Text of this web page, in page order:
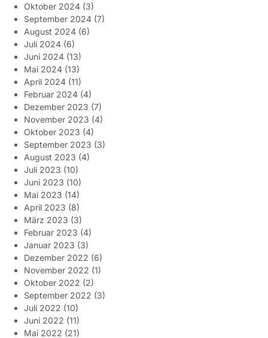
Oktober 2024 (3)
September 2024 (7)
August 2024 (6)
Juli 2024 (6)
Juni 2024 (13)
Mai 2024 (13)
April 2024 (11)
Februar 2024 (4)
Dezember 2023 (7)
November 2023 (4)
Oktober 2023 (4)
September 2023 (3)
August 2023 (4)
Juli 2023 (10)
Juni 2023 (10)
Mai 2023 (14)
April 2023 (8)
März 2023 (3)
Februar 2023 (4)
Januar 2023 (3)
Dezember 2022 (6)
November 2022 (1)
Oktober 2022 (2)
September 2022 (3)
Juli 2022 (10)
Juni 2022 (11)
Mai 2022 (21)